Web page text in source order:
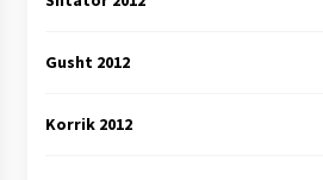
Gusht 2012
Korrik 2012